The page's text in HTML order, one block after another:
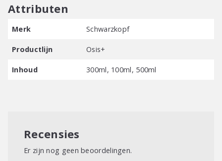
Attributen
Merk Schwarzkopf
Productlijn Osis+
Inhoud 300ml, 100ml, 500ml
Recensies
Er zijn nog geen beoordelingen.